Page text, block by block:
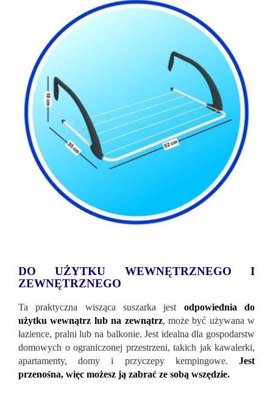
DO UŻYTKU WEWNĘTRZNEGO I
ZEWNĘTRZNEGO
Ta praktyczna wisząca suszarka jest odpowiednia do
użytku wewnątrz lub na zewnątrz, może być używana w
łazience, pralni lub na balkonie. Jest idealna dla gospodarstw
domowych o ograniczonej przestrzeni, takich jak kawalerki,
apartamenty, domy i przyczepy kempingowe. Jest
przenośna, więc możesz ją zabrać ze sobą wszędzie.